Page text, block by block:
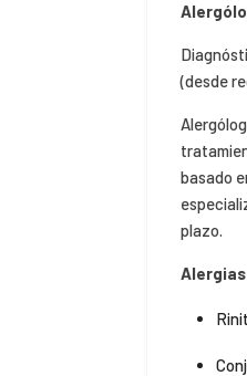
(desde
basado
plazo.